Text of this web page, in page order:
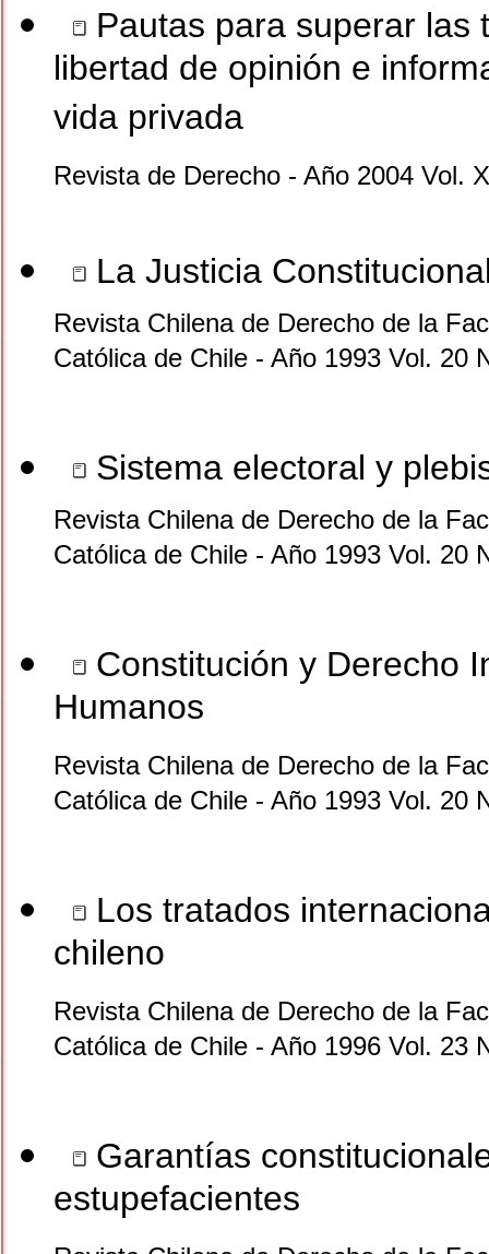
Pautas para superar las
libertad de opinión e
vida privada
Revista de Derecho - Año 2004 Vol.
La Justicia
Revista Chilena de Derecho de la
Católica de Chile - Año 1993 Vol. 20
Sistema electoral y
Revista Chilena de Derecho de la
Católica de Chile - Año 1993 Vol. 20
Constitución y Derecho
Humanos
Revista Chilena de Derecho de la
Católica de Chile - Año 1993 Vol. 20
Los tratados
chileno
Revista Chilena de Derecho de la
Católica de Chile - Año 1996 Vol. 23
Garantías
estupefacientes